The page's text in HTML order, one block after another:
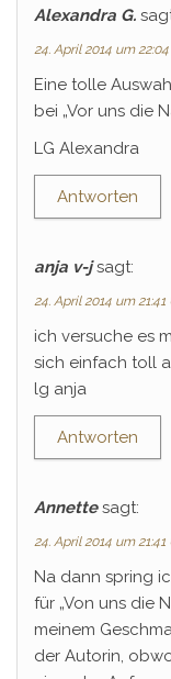
Alexandra G.
24. April 2014 um
Eine tolle
bei „Vor uns die
LG Alexandra
Antworten
anja v-j sagt:
24. April 2014 um 21:41
ich versuche es
sich einfach toll
lg anja
Antworten
Annette sagt:
24. April 2014 um 21:41
Na dann spring
für „Von uns die
meinem
der Autorin,